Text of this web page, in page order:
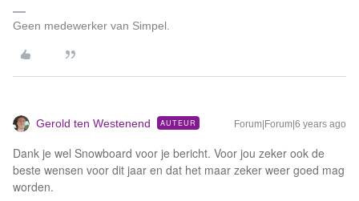
Geen medewerker van Simpel.
Gerold ten Westenend AUTEUR Forum|Forum|6 years ago
Dank je wel Snowboard voor je bericht. Voor jou zeker ook de
beste wensen voor dit jaar en dat het maar zeker weer goed mag
worden.